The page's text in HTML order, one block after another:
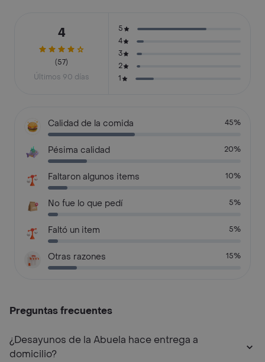
4
(57)
Últimos 90 días
5
4
3
2
1
Calidad de la comida 45%
Pésima calidad 20%
Faltaron algunos items 10%
No fue lo que pedí 5%
Faltó un item 5%
Otras razones 15%
Preguntas frecuentes
¿Desayunos de la Abuela hace entrega a
domicilio?